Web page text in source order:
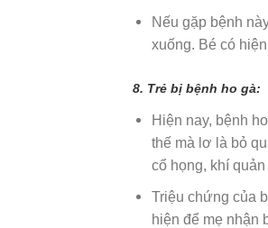
Nếu gặp bệnh
xuống. Bé có
8. Trẻ bị bệnh ho gà:
Hiện nay, bệnh
thế mà lơ là bỏ
cổ họng, khí
Triệu chứng của
hiện để mẹ nhận